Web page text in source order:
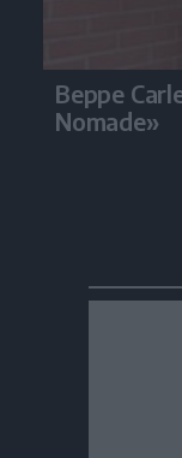
Beppe
Nomade»